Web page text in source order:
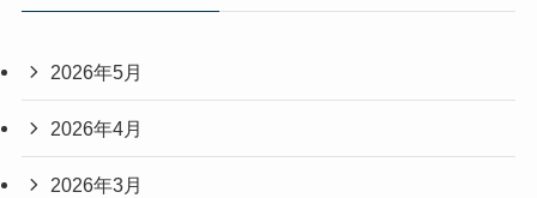
2026年5月
2026年4月
2026年3月